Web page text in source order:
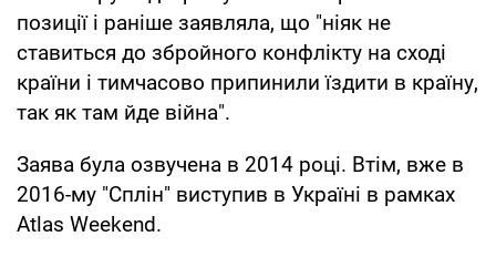
позиції і раніше заявляла, що "ніяк не
ставиться до збройного конфлікту на сході
країни і тимчасово припинили їздити в країну,
так як там йде війна".
Заява була озвучена в 2014 році. Втім, вже в
2016-му "Сплін" виступив в Україні в рамках
Atlas Weekend.